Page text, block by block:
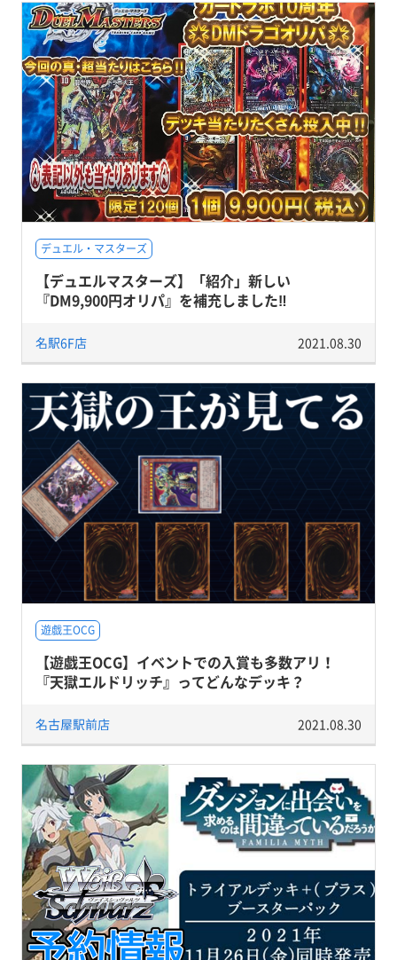
デュエル・マスターズ
【デュエルマスターズ】「紹介」新しい
『DM9,900円オリパ』を補充しました‼
名駅6F店 2021.08.30
遊戯王OCG
【遊戯王OCG】イベントでの入賞も多数アリ！
『天獄エルドリッチ』ってどんなデッキ？
名古屋駅前店 2021.08.30